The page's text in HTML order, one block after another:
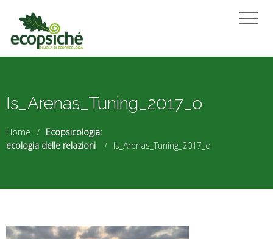
Is_Arenas_Tuning_2017_o
Home
Ecopsicologia:
ecologia delle relazioni
Is_Arenas_Tuning_2017_o